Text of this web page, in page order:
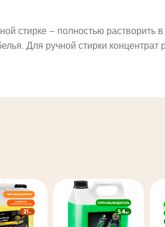
стирке – полностью растворить
Для ручной стирки концентрат